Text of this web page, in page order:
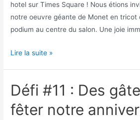
hotel sur Times Square ! Nous étions
notre oeuvre géante de Monet en tricot
podium au centre du salon. Une joie
Lire la suite »
Défi #11 : Des
fêter notre